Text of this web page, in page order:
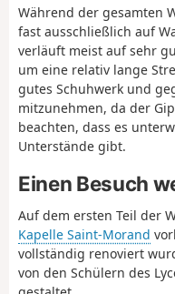
Während der gesamten
fast ausschließlich auf
verläuft meist auf sehr
um eine relativ lange
gutes Schuhwerk und
mitzunehmen, da der
beachten, dass es
Unterstände gibt.
Einen Besuch
Auf dem ersten Teil der
Kapelle Saint-Morand
vollständig renoviert
von den Schülern des